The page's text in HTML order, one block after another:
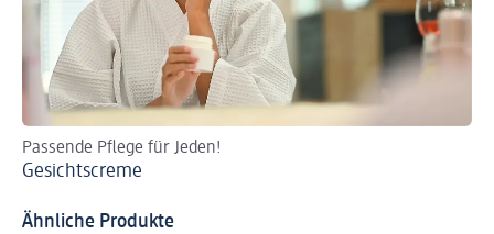
Passende Pflege für Jeden!
Gesichtscreme
Ähnliche Produkte